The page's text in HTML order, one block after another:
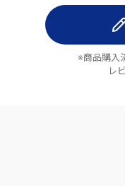
※商品購入
レ